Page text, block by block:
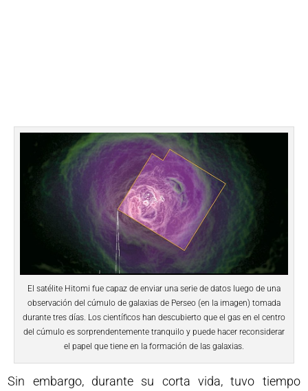
El satélite Hitomi fue capaz de enviar una serie de datos luego de una
observación del cúmulo de galaxias de Perseo (en la imagen) tomada
durante tres días. Los científicos han descubierto que el gas en el centro
del cúmulo es sorprendentemente tranquilo y puede hacer reconsiderar
el papel que tiene en la formación de las galaxias.
Sin embargo, durante su corta vida, tuvo tiempo